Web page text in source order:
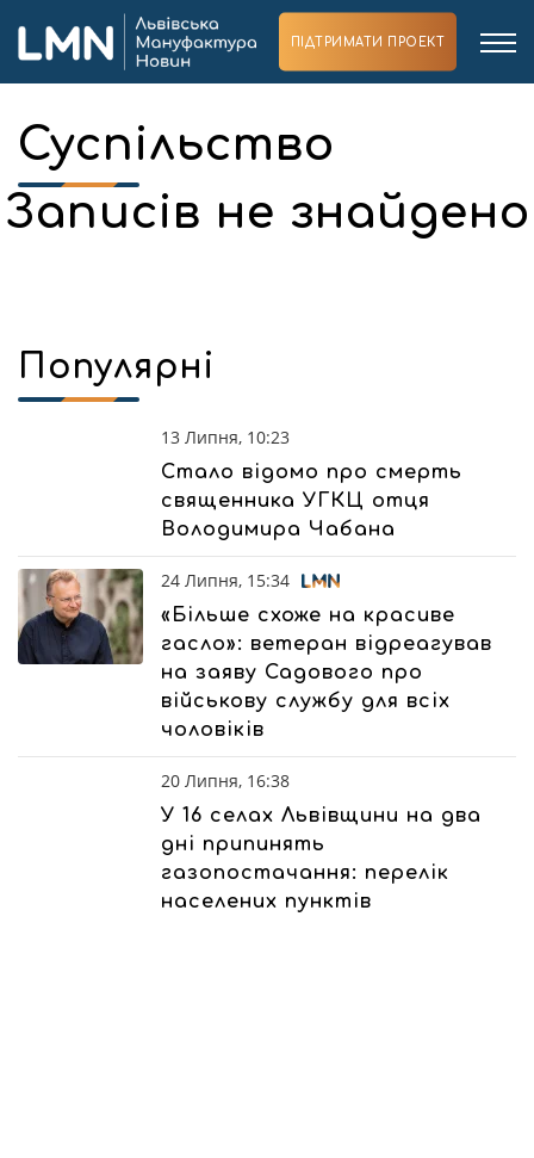
ПІДТРИМАТИ ПРОЕКТ
Суспільство
Записів не знайдено
Популярні
13 Липня, 10:23
Стало відомо про смерть
священника УГКЦ отця
Володимира Чабана
24 Липня, 15:34
«Більше схоже на красиве
гасло»: ветеран відреагував
на заяву Садового про
військову службу для всіх
чоловіків
20 Липня, 16:38
У 16 селах Львівщини на два
дні припинять
газопостачання: перелік
населених пунктів